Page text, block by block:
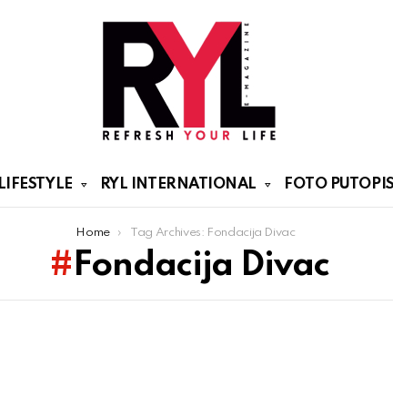
LIFESTYLE RYL INTERNATIONAL FOTO PUTOPISI
Home Tag Archives: Fondacija Divac
Fondacija Divac